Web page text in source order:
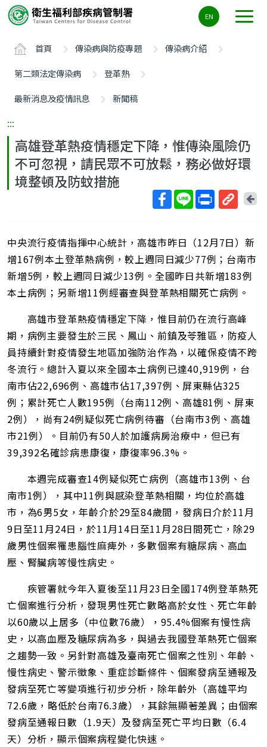
要
ALT+C
EN
首頁 傳染病與防疫專題
傳染病介紹
第二類法定傳染病
登革熱
最新消息及疫情訊息
新聞稿
:::
高雄登革熱疫情穩定下降，惟傳染風險仍
不可忽視，請民眾不可放鬆，務必做好環
境整頓及防蚊措施
短
網
址
回
中央流行疫情指揮中心統計，高雄市昨日（12月7日）新
增167例本土登革熱病例，較上週同日減少77例；台南市
新增5例，較上週同日減少13例。全國昨日共新增183例
本土病例；另新增11例經審查與登革熱相關死亡病例。
高雄市登革熱疫情穩定下降，惟目前仍在流行高峰
期，病例主要發生於三民、鳳山、前鎮及苓雅區，防疫人
員持續針對疫情發生地區加強防治作為，以確保疫情不跨
冬流行。總計入夏以來全國本土病例已達40,919例，台
南市佔22,696例、高雄市佔17,397例、屏東縣佔325
例；累計死亡人數195例（台南112例、高雄81例、屏東
2例），尚有24例疑似死亡病例待審（台南市3例、高雄
市21例）。目前仍有50人於加護病房治療中，但已有
39,392名確診病患康復，康復率96.3%。
本週完成審查14例疑似死亡病例（高雄市13例、台
南市1例），其中11例與感染登革熱相關，均位於高雄
市，為6男5女，年齡介於29至84歲間，發病日介於11月
9日至11月24日，於11月14日至11月28日間死亡，除29
歲男性個案罹患腦性麻痺外，多數個案有糖尿病、高血
壓、腎臟病等慢性病史。
疾管署就今年入夏後至11月23日全國174例登革熱死
亡個案進行分析，發現男性死亡數略高於女性、死亡年齡
以60歲以上居多（中位數76歲），95.4%個案有慢性病
史，以高血壓及糖尿病為多，與過去我國登革熱死亡個案
之趨勢一致。另針對高雄及臺南死亡個案之性別、年齡、
慢性病史、警示徵象、重症診斷條件、個案發病至通報及
發病至死亡等變項進行初步分析，除年齡外（高雄平均
72.6歲，略低於台南76.3歲），其餘無顯著差異；由個案
發病至通報日數（1.9天）及發病至死亡平均日數（6.4
天）分析，顯示個案病程變化快速。